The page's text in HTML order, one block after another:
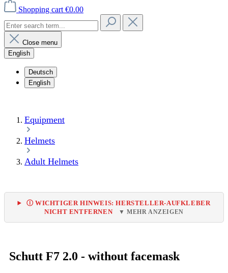
Shopping cart €0.00
Close menu
English
Deutsch
English
Equipment
Helmets
Adult Helmets
Ⓘ WICHTIGER HINWEIS: HERSTELLER-AUFKLEBER
NICHT ENTFERNEN
▼ MEHR ANZEIGEN
Schutt F7 2.0 - without facemask